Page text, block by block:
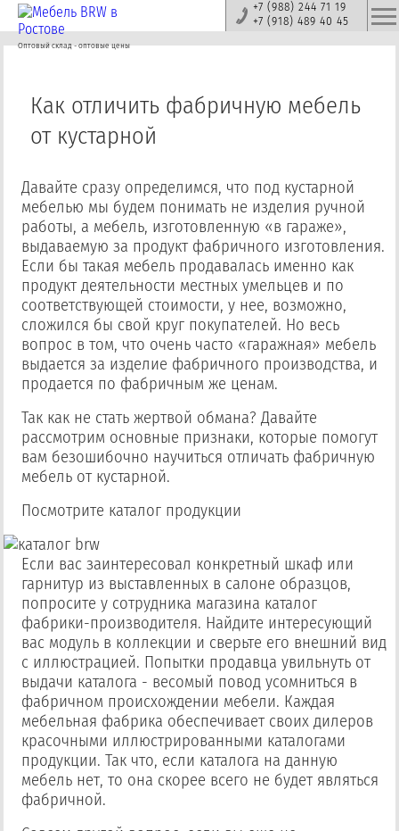
Оптовый склад - оптовые цены
+7 (988) 244 71 19
+7 (918) 489 40 45
Как отличить фабричную мебель
от кустарной
Давайте сразу определимся, что под кустарной
мебелью мы будем понимать не изделия ручной
работы, а мебель, изготовленную «в гараже»,
выдаваемую за продукт фабричного изготовления.
Если бы такая мебель продавалась именно как
продукт деятельности местных умельцев и по
соответствующей стоимости, у нее, возможно,
сложился бы свой круг покупателей. Но весь
вопрос в том, что очень часто «гаражная» мебель
выдается за изделие фабричного производства, и
продается по фабричным же ценам.
Так как не стать жертвой обмана? Давайте
рассмотрим основные признаки, которые помогут
вам безошибочно научиться отличать фабричную
мебель от кустарной.
Посмотрите каталог продукции
Если вас заинтересовал конкретный шкаф или
гарнитур из выставленных в салоне образцов,
попросите у сотрудника магазина каталог
фабрики-производителя. Найдите интересующий
вас модуль в коллекции и сверьте его внешний вид
с иллюстрацией. Попытки продавца увильнуть от
выдачи каталога - весомый повод усомниться в
фабричном происхождении мебели. Каждая
мебельная фабрика обеспечивает своих дилеров
красочными иллюстрированными каталогами
продукции. Так что, если каталога на данную
мебель нет, то она скорее всего не будет являться
фабричной.